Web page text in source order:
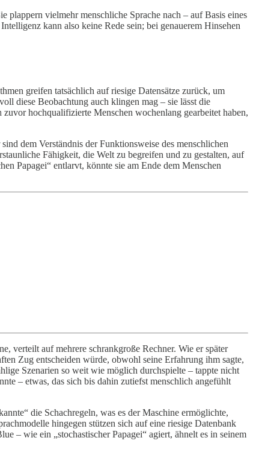
plappern vielmehr menschliche Sprache nach – auf Basis eines
kann also keine Rede sein; bei genauerem Hinsehen
greifen tatsächlich auf riesige Datensätze zurück, um
diese Beobachtung auch klingen mag – sie lässt die
hochqualifizierte Menschen wochenlang gearbeitet haben,
dem Verständnis der Funktionsweise des menschlichen
Fähigkeit, die Welt zu begreifen und zu gestalten, auf
Papagei“ entlarvt, könnte sie am Ende dem Menschen
verteilt auf mehrere schrankgroße Rechner. Wie er später
Zug entscheiden würde, obwohl seine Erfahrung ihm sagte,
Szenarien so weit wie möglich durchspielte – tappte nicht
– etwas, das sich bis dahin zutiefst menschlich angefühlt
die Schachregeln, was es der Maschine ermöglichte,
hingegen stützen sich auf eine riesige Datenbank
– wie ein „stochastischer Papagei“ agiert, ähnelt es in seinem